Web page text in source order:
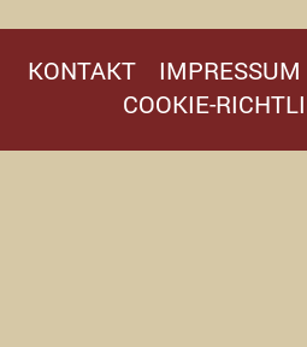
KONTAKT IMPRESSUM
COOKIE-